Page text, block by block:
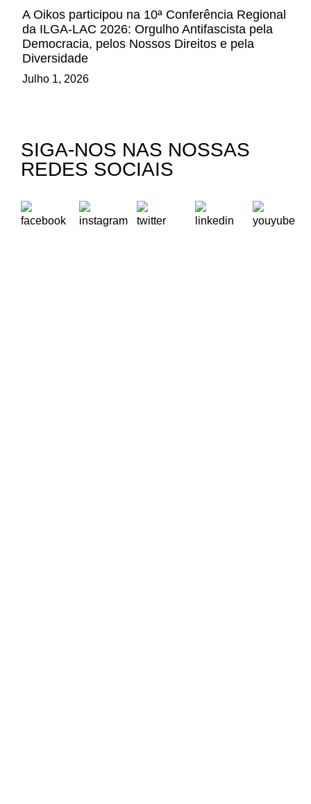
A Oikos participou na 10ª Conferência Regional
da ILGA-LAC 2026: Orgulho Antifascista pela
Democracia, pelos Nossos Direitos e pela
Diversidade
Julho 1, 2026
SIGA-NOS NAS NOSSAS
REDES SOCIAIS